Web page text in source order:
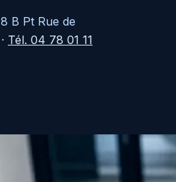
8 B Pt Rue de
· Tél. 04 78 01 11